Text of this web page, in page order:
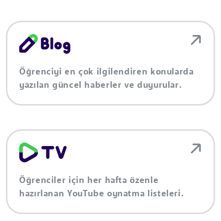
Öğrenciyi en çok ilgilendiren konularda
yazılan güncel haberler ve duyurular.
Öğrenciler için her hafta özenle
hazırlanan YouTube oynatma listeleri.